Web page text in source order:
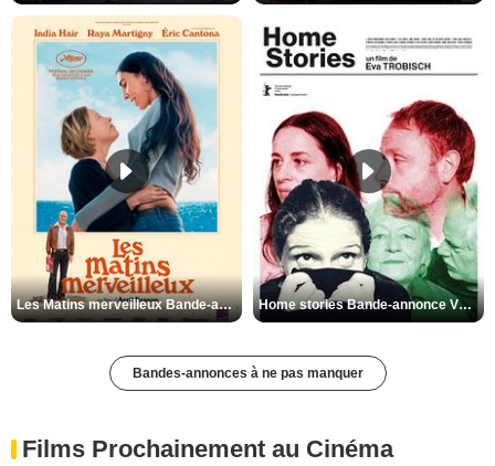
Les Matins merveilleux Bande-annonce VF Home stories Bande-annonce VO STFR
Bandes-annonces à ne pas manquer
Films Prochainement au Cinéma